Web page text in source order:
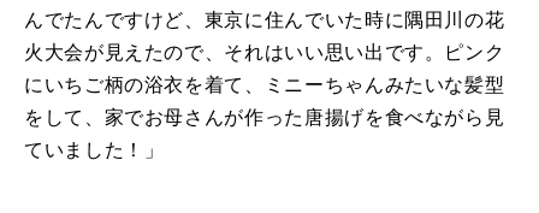
んでたんですけど、東京に住んでいた時に隅田川の花
火大会が見えたので、それはいい思い出です。ピンク
にいちご柄の浴衣を着て、ミニーちゃんみたいな髪型
をして、家でお母さんが作った唐揚げを食べながら見
ていました！」